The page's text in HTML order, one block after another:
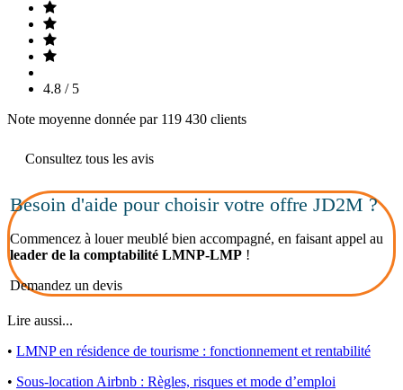
4.8 / 5
Note moyenne donnée par 119 430 clients
Consultez tous les avis
Besoin d'aide pour choisir votre offre JD2M ?
Commencez à louer meublé bien accompagné, en faisant appel au
leader de la comptabilité LMNP-LMP !
Demandez un devis
Lire aussi...
• LMNP en résidence de tourisme : fonctionnement et rentabilité
• Sous-location Airbnb : Règles, risques et mode d’emploi